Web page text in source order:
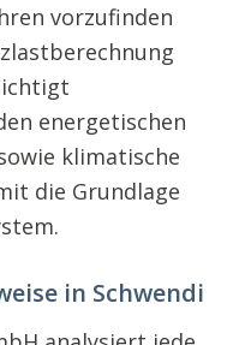
vorzufinden
energetischen
klimatische
die Grundlage
in Schwendi